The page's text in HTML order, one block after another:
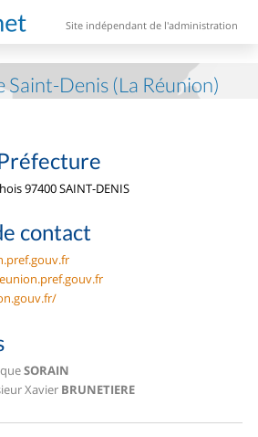
Site indépendant de l'administration
Saint-Denis (La Réunion)
97400 SAINT-DENIS
contact
SORAIN
Xavier BRUNETIERE